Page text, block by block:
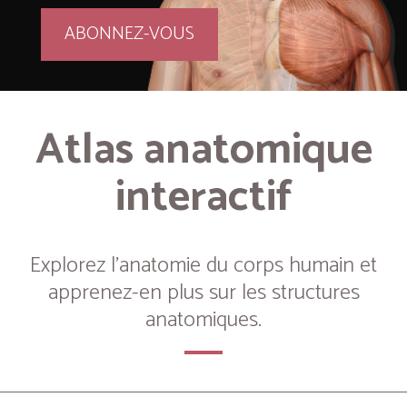
ABONNEZ-VOUS
Atlas anatomique
interactif
Explorez l’anatomie du corps humain et
apprenez-en plus sur les structures
anatomiques.